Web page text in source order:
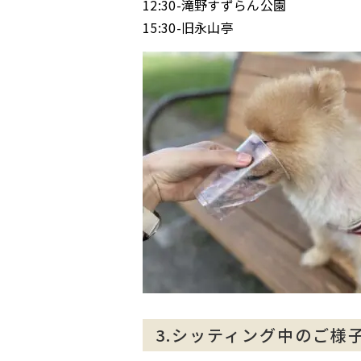
12:30-滝野すずらん公園
15:30-旧永山亭
3.シッティング中のご様